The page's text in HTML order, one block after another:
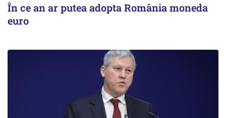
În ce an ar putea adopta România moneda
euro